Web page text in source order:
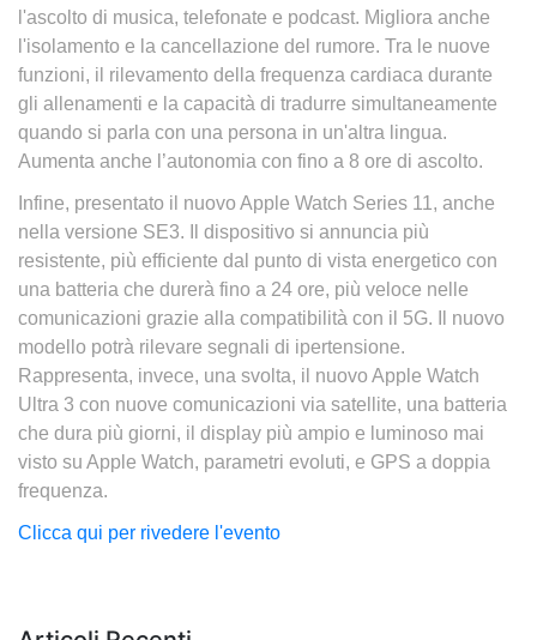
l'ascolto di musica, telefonate e podcast. Migliora anche
l'isolamento e la cancellazione del rumore. Tra le nuove
funzioni, il rilevamento della frequenza cardiaca durante
gli allenamenti e la capacità di tradurre simultaneamente
quando si parla con una persona in un'altra lingua.
Aumenta anche l’autonomia con fino a 8 ore di ascolto.
Infine, presentato il nuovo Apple Watch Series 11, anche
nella versione SE3. Il dispositivo si annuncia più
resistente, più efficiente dal punto di vista energetico con
una batteria che durerà fino a 24 ore, più veloce nelle
comunicazioni grazie alla compatibilità con il 5G. Il nuovo
modello potrà rilevare segnali di ipertensione.
Rappresenta, invece, una svolta, il nuovo Apple Watch
Ultra 3 con nuove comunicazioni via satellite, una batteria
che dura più giorni, il display più ampio e luminoso mai
visto su Apple Watch, parametri evoluti, e GPS a doppia
frequenza.
Clicca qui per rivedere l'evento